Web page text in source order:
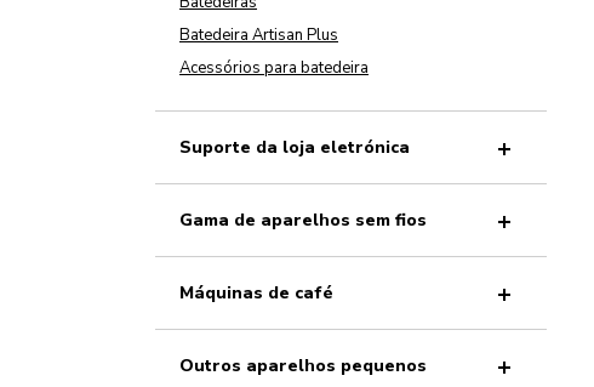
Batedeira Artisan Plus
Acessórios para batedeira
Suporte da loja eletrónica
Gama de aparelhos sem fios
Máquinas de café
Outros aparelhos pequenos